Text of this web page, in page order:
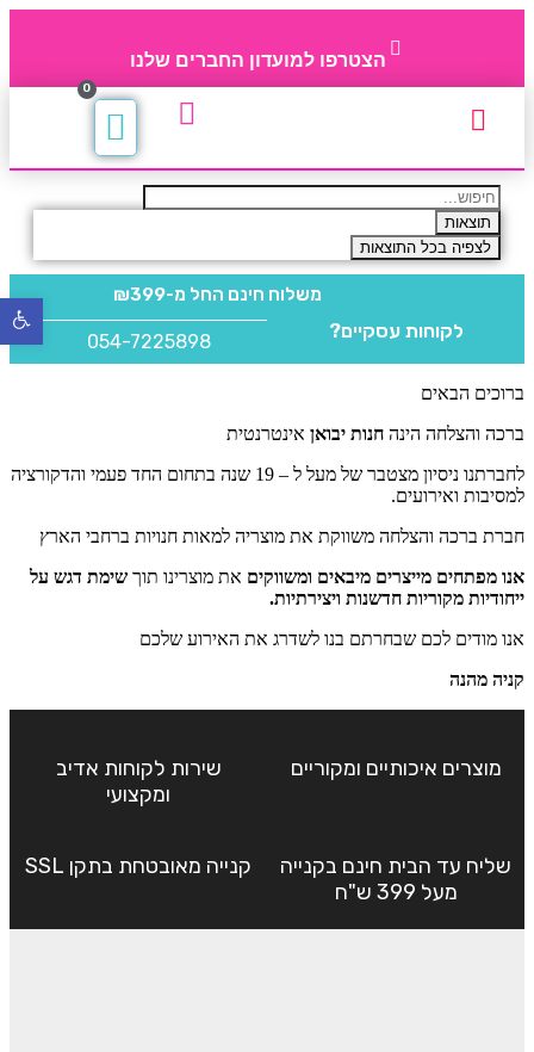
הצטרפו למועדון החברים שלנו
0
תוצאות
לצפיה בכל התוצאות
משלוח חינם החל מ-₪399
לקוחות עסקיים? 054-7225898
ברוכים הבאים
ברכה והצלחה הינה חנות יבואן אינטרנטית
לחברתנו ניסיון מצטבר של מעל ל – 19 שנה בתחום החד פעמי והדקורציה
למסיבות ואירועים.
חברת ברכה והצלחה משווקת את מוצריה למאות חנויות ברחבי הארץ
אנו מפתחים מייצרים מיבאים ומשווקים את מוצרינו תוך שימת דגש על
ייחודיות מקוריות חדשנות ויצירתיות.
אנו מודים לכם שבחרתם בנו לשדרג את האירוע שלכם
קניה מהנה
מוצרים איכותיים ומקוריים
שירות לקוחות אדיב
ומקצועי
שליח עד הבית חינם בקנייה
מעל 399 ש"ח
קנייה מאובטחת בתקן SSL
פתח